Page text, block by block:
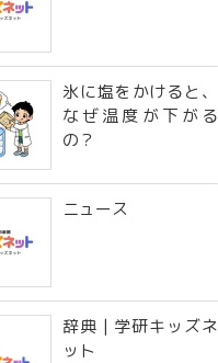
氷に塩をかけると、
なぜ温度が下がる
の？
ニュース
辞典 | 学研キッズネ
ット